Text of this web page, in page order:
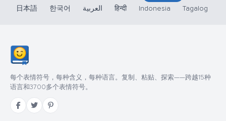
日本語
한국어 العربية हिन्दी Indonesia Tagalog
每个表情符号，每种含义，每种语言。复制、粘贴、探索——跨越15种
语言和3700多个表情符号。